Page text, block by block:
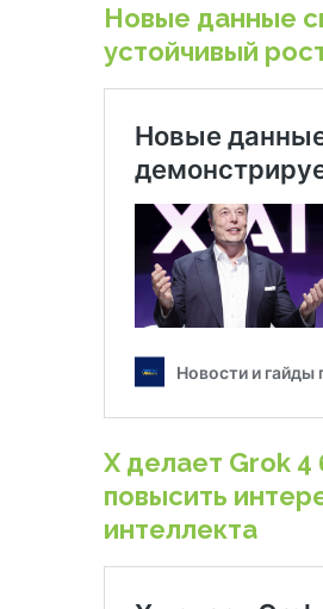
Новые данные
устойчивый
X делает Grok 4
повысить
интеллекта